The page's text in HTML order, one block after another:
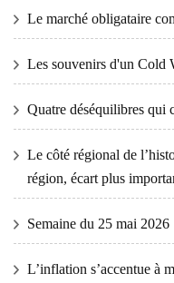
Le marché obligataire
Les souvenirs d'un Cold
Quatre déséquilibres qui
Le côté régional de
région, écart plus
Semaine du 25 mai 2026
L’inflation s’accentue à